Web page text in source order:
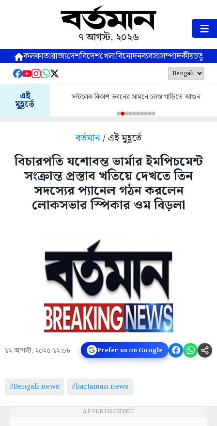
৭ আগস্ট, ২০২৬
কলকাতারাজ্যদেশবিদেশখেলাবিনোদনব্যবসাসম্পাদকীয়
এই
মুহূর্তে
সল্টলেক বিকাশ ভবনের সামনে চলন্ত গাড়িতে আগুন
বর্তমান/ এই মুহূর্তে
বিচারপতি যশোবন্ত ভার্মার ইমপিচমেন্ট
সংক্রান্ত প্রস্তাব খতিয়ে দেখতে তিন
সদস্যের প্যানেল গঠন করলেন
লোকসভার স্পিকার ওম বিড়লা
১২ আগস্ট, ২০২৫ ১২:০৮ Prefer us on Google
#Bengali news #bartaman news
ADVERTISEMENT